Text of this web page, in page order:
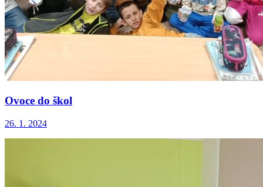
Ovoce do škol
26. 1. 2024